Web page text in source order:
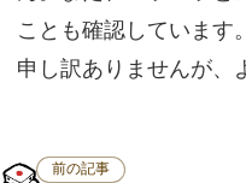
ことも確認しています。
申し訳ありませんが、
前の記事